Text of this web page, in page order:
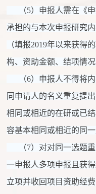
（5）申报人需在《申
承担的与本次申报研究
（填报2019年以来获得
构、资助金额、结项情
（6）申报人不得将内
同申请人的名义重复提
相同或相近的在研或已
容基本相同或相近的同
（7）对对同一选题重
一申报人多项申报且获
立项并收回项目资助经